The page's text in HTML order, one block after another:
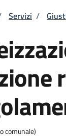
di
Servizi /
comunale)